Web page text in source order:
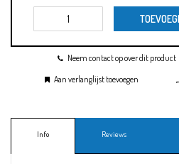
Neem contact op over dit product
Aan verlanglijst toevoegen
Info Reviews